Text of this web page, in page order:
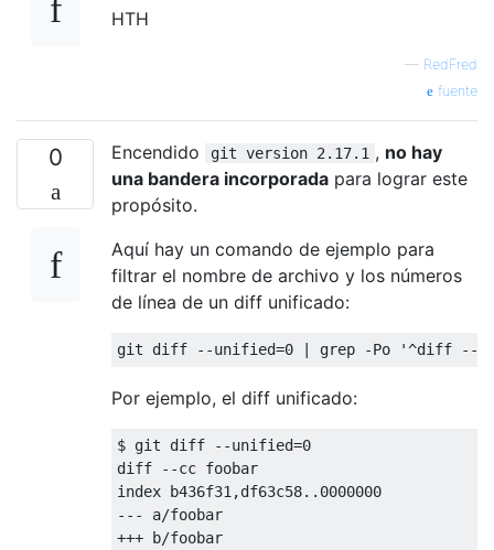
HTH
— RedFred
fuente
0 Encendido git version 2.17.1 , no hay
una bandera incorporada para lograr este
propósito.
Aquí hay un comando de ejemplo para
filtrar el nombre de archivo y los números
de línea de un diff unificado:
Por ejemplo, el diff unificado:
$ git diff --unified=0
diff --cc foobar
index b436f31,df63c58..0000000
--- a/foobar
+++ b/foobar